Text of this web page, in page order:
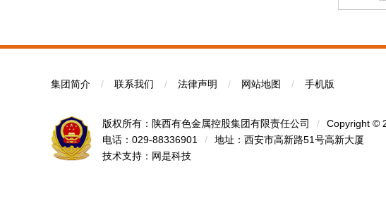
集团简介 / 联系我们 / 法律声明 / 网站地图 / 手机版
版权所有：陕西有色金属控股集团有限责任公司 / Copyright ©
电话：029-88336901
/
地址：西安市高新路51号高新大厦
技术支持： 网是科技